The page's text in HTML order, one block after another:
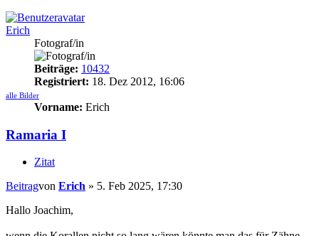
Erich
Fotograf/in
Beiträge: 10432
Registriert: 18. Dez 2012, 16:06
alle Bilder
Vorname: Erich
Ramaria I
Zitat
Beitragvon Erich » 5. Feb 2025, 17:30
Hallo Joachim,